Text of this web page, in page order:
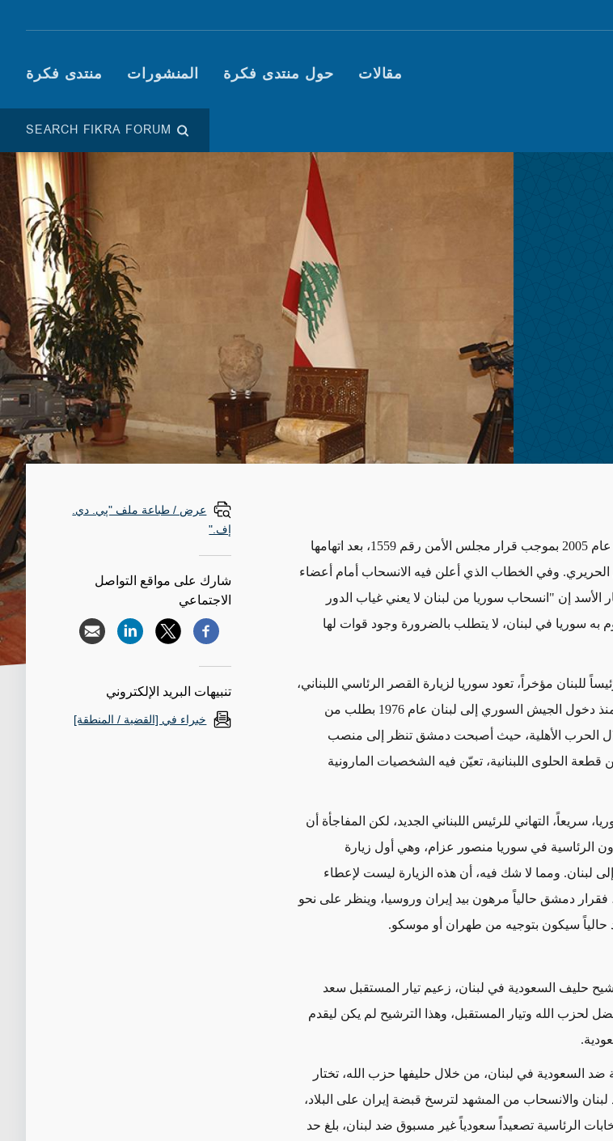
Main navigation (Fikra Forum)
مقالات حول منتدى فكرة المنشورات منتدى فكرة
SEARCH FIKRA FORUM
انسحبت القوات السورية من لبنان عام 2005 بموجب قرار مجلس الأمن رقم 1559، بعد اتهامها
الحريري. وفي الخطاب الذي أعلن فيه الانسحاب أمام أعضاء
الأسد إن "انسحاب سوريا من لبنان لا يعني غياب الدور
به سوريا في لبنان، لا يتطلب بالضرورة وجود قوات لها
للبنان مؤخراً، تعود سوريا لزيارة القصر الرئاسي اللبناني،
وهي دأبت على مثل هذه الزيارات منذ دخول الجيش السوري إلى لبنان عام 1976 بطلب من
الحرب الأهلية، حيث أصبحت دمشق تنظر إلى منصب
الحلوى اللبنانية، تعيّن فيه الشخصيات المارونية
سريعاً، التهاني للرئيس اللبناني الجديد، لكن المفاجأة أن
الرئاسية في سوريا منصور عزام، وهي أول زيارة
منذ نحو 5 سنوات إلى لبنان. ومما لا شك فيه، أن هذه الزيارة ليست لإعطاء
فقرار دمشق حالياً مرهون بيد إيران وروسيا، وينظر على نحو
حالياً سيكون بتوجيه من طهران أو موسكو.
حليف السعودية في لبنان، زعيم تيار المستقبل سعد
لحزب الله وتيار المستقبل، وهذا الترشيح لم يكن ليقدم
ضد السعودية في لبنان، من خلال حليفها حزب الله، تختار
لبنان والانسحاب من المشهد لترسخ قبضة إيران على البلاد،
الرئاسية تصعيداً سعودياً غير مسبوق ضد لبنان، بلغ حد
عرض / طباعة ملف "پي. دي.
إف."
شارك على مواقع التواصل
الاجتماعي
تنبيهات البريد الإلكتروني
خبراء في [القضية / المنطقة]